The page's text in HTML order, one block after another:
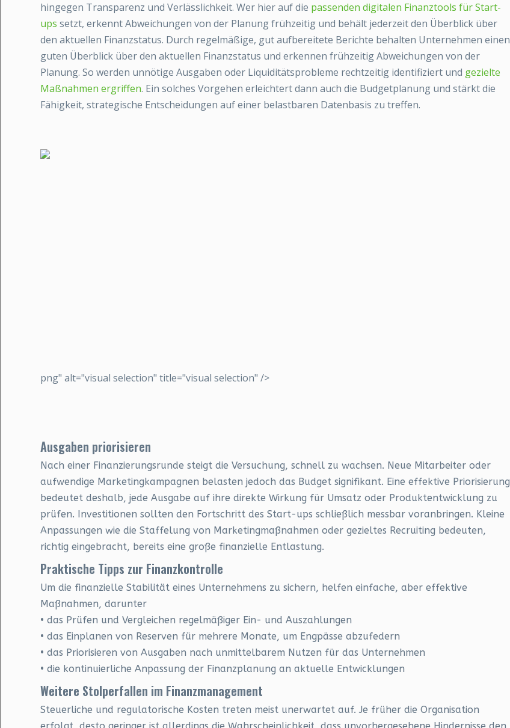
hingegen Transparenz und Verlässlichkeit. Wer hier auf die passenden digitalen Finanztools für Start-
ups setzt, erkennt Abweichungen von der Planung frühzeitig und behält jederzeit den Überblick über
den aktuellen Finanzstatus. Durch regelmäßige, gut aufbereitete Berichte behalten Unternehmen einen
guten Überblick über den aktuellen Finanzstatus und erkennen frühzeitig Abweichungen von der
Planung. So werden unnötige Ausgaben oder Liquiditätsprobleme rechtzeitig identifiziert und gezielte
Maßnahmen ergriffen. Ein solches Vorgehen erleichtert dann auch die Budgetplanung und stärkt die
Fähigkeit, strategische Entscheidungen auf einer belastbaren Datenbasis zu treffen.
png" alt="visual selection" title="visual selection" />
Ausgaben priorisieren
Nach einer Finanzierungsrunde steigt die Versuchung, schnell zu wachsen. Neue Mitarbeiter oder
aufwendige Marketingkampagnen belasten jedoch das Budget signifikant. Eine effektive Priorisierung
bedeutet deshalb, jede Ausgabe auf ihre direkte Wirkung für Umsatz oder Produktentwicklung zu
prüfen. Investitionen sollten den Fortschritt des Start-ups schließlich messbar voranbringen. Kleine
Anpassungen wie die Staffelung von Marketingmaßnahmen oder gezieltes Recruiting bedeuten,
richtig eingebracht, bereits eine große finanzielle Entlastung.
Praktische Tipps zur Finanzkontrolle
Um die finanzielle Stabilität eines Unternehmens zu sichern, helfen einfache, aber effektive
Maßnahmen, darunter
• das Prüfen und Vergleichen regelmäßiger Ein- und Auszahlungen
• das Einplanen von Reserven für mehrere Monate, um Engpässe abzufedern
• das Priorisieren von Ausgaben nach unmittelbarem Nutzen für das Unternehmen
• die kontinuierliche Anpassung der Finanzplanung an aktuelle Entwicklungen
Weitere Stolperfallen im Finanzmanagement
Steuerliche und regulatorische Kosten treten meist unerwartet auf. Je früher die Organisation